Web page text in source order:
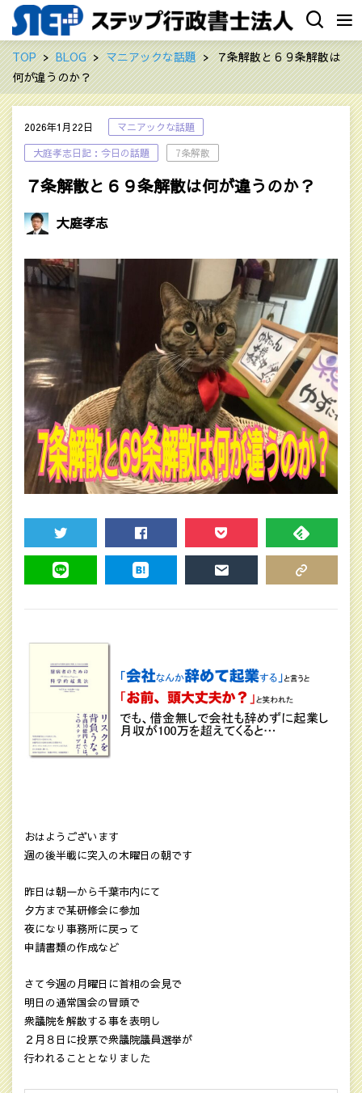
TOP BLOG マニアックな話題
７条解散と６９条解散は
何が違うのか？
2026年1月22日
マニアックな話題
大庭孝志日記：今日の話題
7条解散
７条解散と６９条解散は何が違うのか？
大庭孝志
TWEET SHARE POCKET FEEDLY
おはようございます
週の後半戦に突入の木曜日の朝です
昨日は朝一から千葉市内にて
夕方まで某研修会に参加
夜になり事務所に戻って
申請書類の作成など
さて今週の月曜日に首相の会見で
明日の通常国会の冒頭で
衆議院を解散する事を表明し
２月８日に投票で衆議院議員選挙が
行われることとなりました